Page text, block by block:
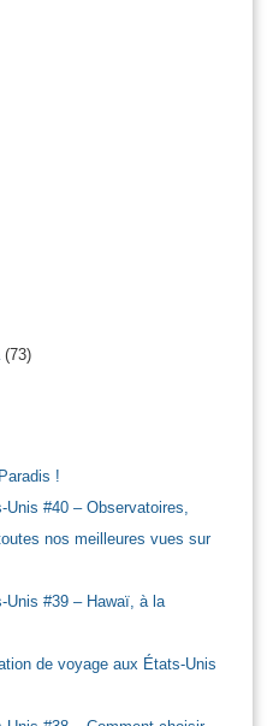
(73)
!
#40 – Observatoires,
nos meilleures vues sur
Unis #39 – Hawaï, à la
de voyage aux États-Unis